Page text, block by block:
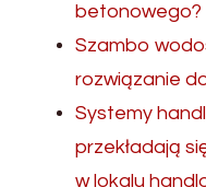
betonowego?
Szambo
rozwiązanie
Systemy
przekładają
w lokalu